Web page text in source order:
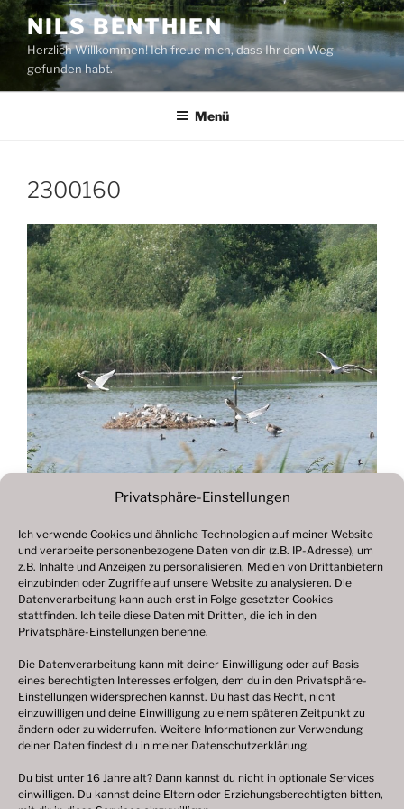
Privatsphäre-Einstellungen
Ich verwende Cookies und ähnliche Technologien auf meiner Website
und verarbeite personenbezogene Daten von dir (z.B. IP-Adresse), um
z.B. Inhalte und Anzeigen zu personalisieren, Medien von Drittanbietern
einzubinden oder Zugriffe auf unsere Website zu analysieren. Die
Datenverarbeitung kann auch erst in Folge gesetzter Cookies
stattfinden. Ich teile diese Daten mit Dritten, die ich in den
Privatsphäre-Einstellungen benenne.
Die Datenverarbeitung kann mit deiner Einwilligung oder auf Basis
eines berechtigten Interesses erfolgen, dem du in den Privatsphäre-
Einstellungen widersprechen kannst. Du hast das Recht, nicht
einzuwilligen und deine Einwilligung zu einem späteren Zeitpunkt zu
ändern oder zu widerrufen. Weitere Informationen zur Verwendung
deiner Daten findest du in meiner Datenschutzerklärung.
Du bist unter 16 Jahre alt? Dann kannst du nicht in optionale Services
einwilligen. Du kannst deine Eltern oder Erziehungsberechtigten bitten,
Zum
Inhalt
springen
NILS BENTHIEN
Herzlich Willkommen! Ich freue mich, dass Ihr den Weg
gefunden habt.
Menü
2300160
Beitragsnavigation
Vorheriger
Beitrag
Fotogalerie 2023
© 2003 – 2025 nilsbenthien.de,Datenschutzerklärung
|Cookie-Richtlinie EU|Impressum